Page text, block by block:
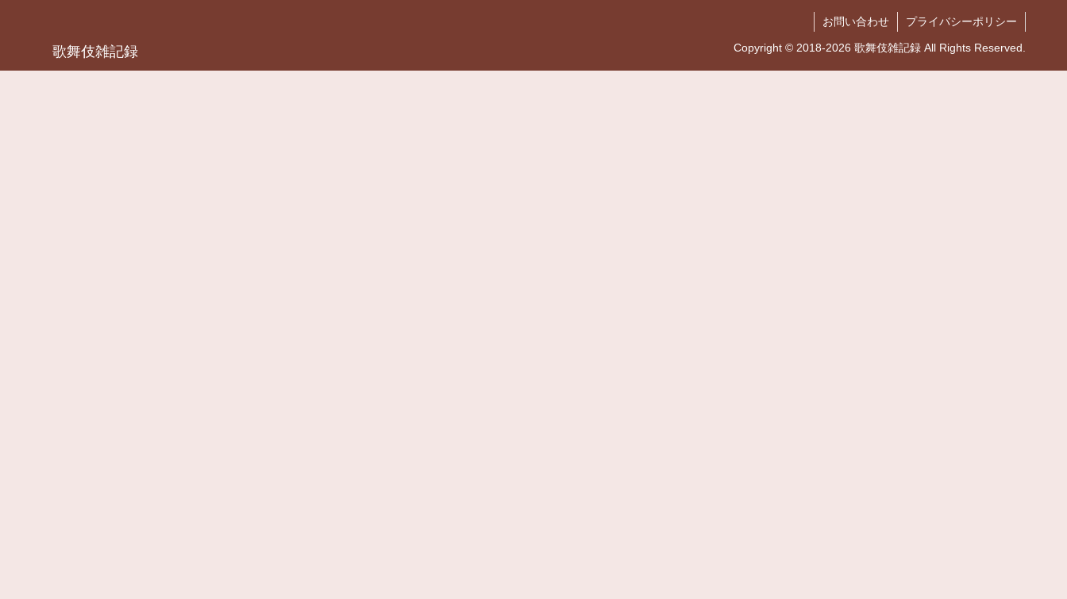
歌舞伎雑記録
お問い合わせ プライバシーポリシー
Copyright © 2018-2026 歌舞伎雑記録 All Rights Reserved.